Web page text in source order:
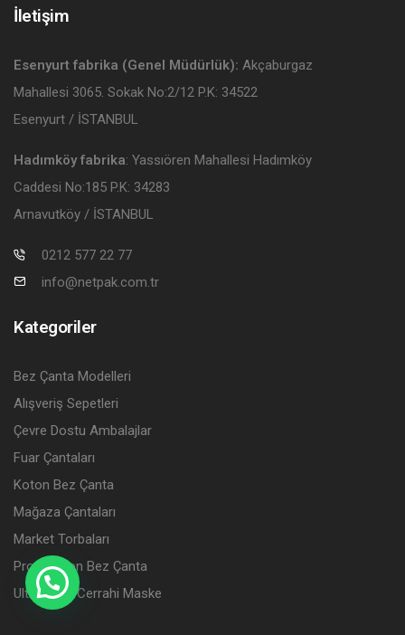
Kategoriler
Bez Çanta Modelleri
Alışveriş Sepetleri
Çevre Dostu Ambalajlar
Fuar Çantaları
Koton Bez Çanta
Mağaza Çantaları
Market Torbaları
Promosyon Bez Çanta
Ultramask Cerrahi Maske
İletişim
Esenyurt fabrika (Genel Müdürlük): Akçaburgaz
Mahallesi 3065. Sokak No:2/12 P.K: 34522
Esenyurt / İSTANBUL
Hadımköy fabrika: Yassıören Mahallesi Hadımköy
Caddesi No:185 P.K: 34283
Arnavutköy / İSTANBUL
0212 577 22 77
info@netpak.com.tr